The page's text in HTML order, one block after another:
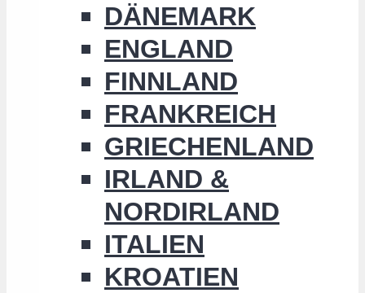
DÄNEMARK
ENGLAND
FINNLAND
FRANKREICH
GRIECHENLAND
IRLAND &
NORDIRLAND
ITALIEN
KROATIEN